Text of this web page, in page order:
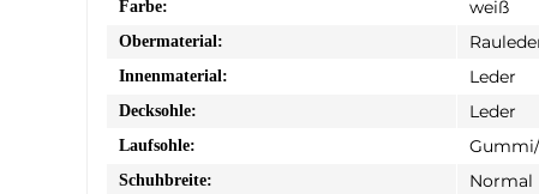
Farbe: weiß
Obermaterial:
Innenmaterial: Leder
Decksohle: Leder
Laufsohle:
Schuhbreite: Normal